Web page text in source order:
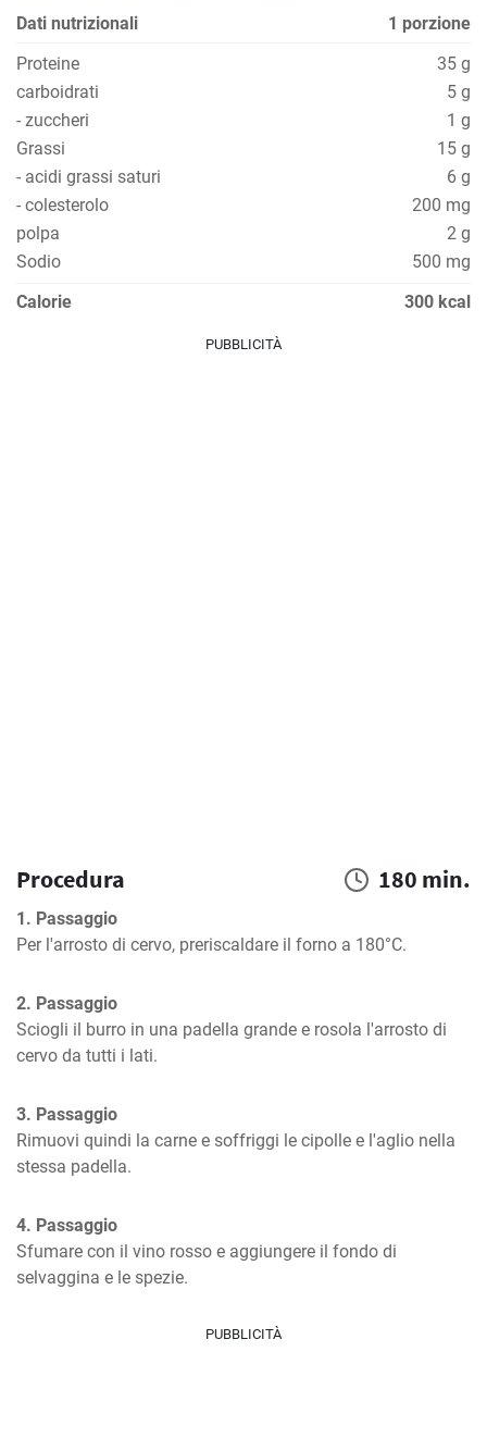
Dati nutrizionali
1 porzione
Proteine
35 g
carboidrati
5 g
- zuccheri
1 g
Grassi
15 g
- acidi grassi saturi
6 g
- colesterolo
200 mg
polpa
2 g
Sodio
500 mg
Calorie
300 kcal
PUBBLICITÀ
Procedura 180 min.
1. Passaggio
Per l'arrosto di cervo, preriscaldare il forno a 180°C.
2. Passaggio
Sciogli il burro in una padella grande e rosola l'arrosto di
cervo da tutti i lati.
3. Passaggio
Rimuovi quindi la carne e soffriggi le cipolle e l'aglio nella
stessa padella.
4. Passaggio
Sfumare con il vino rosso e aggiungere il fondo di
selvaggina e le spezie.
PUBBLICITÀ